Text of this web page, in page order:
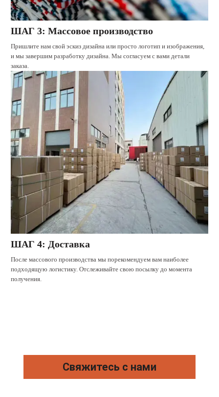
ШАГ 3: Массовое производство
Пришлите нам свой эскиз дизайна или просто логотип и изображения,
и мы завершим разработку дизайна. Мы согласуем с вами детали
заказа.
ШАГ 4: Доставка
После массового производства мы порекомендуем вам наиболее
подходящую логистику. Отслеживайте свою посылку до момента
получения.
Свяжитесь с нами